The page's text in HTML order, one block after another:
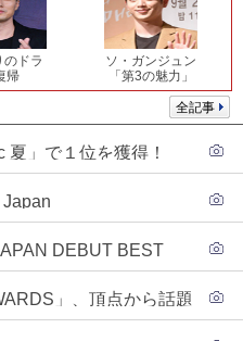
のドラ
帰
ソ・ガンジュン
「第3の魅力」
全記事
夏」で１位を獲得！
DEBUT BEST
」、頂点から話題